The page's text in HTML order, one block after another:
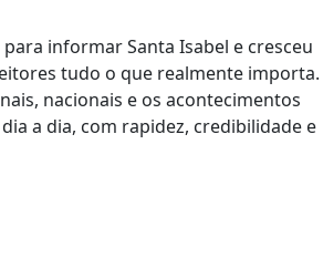
informar Santa Isabel e cresceu
tudo o que realmente importa.
nacionais e os acontecimentos
a dia, com rapidez, credibilidade e